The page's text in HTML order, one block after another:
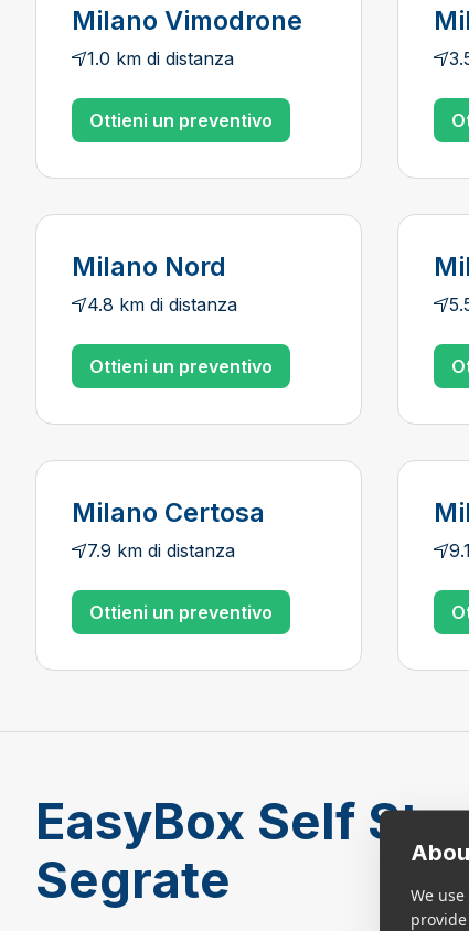
We
Milano Vimodrone
1.0 km di distanza
Ottieni un preventivo
Milano Nord
4.8 km di distanza
Ottieni un preventivo
Milano Certosa
7.9 km di distanza
Ottieni un preventivo
EasyBox Self
Segrate